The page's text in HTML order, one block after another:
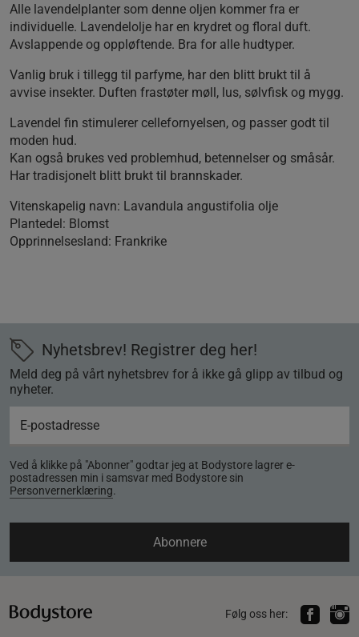
Alle lavendelplanter som denne oljen kommer fra er
individuelle. Lavendelolje har en krydret og floral duft.
Avslappende og oppløftende. Bra for alle hudtyper.
Vanlig bruk i tillegg til parfyme, har den blitt brukt til å
avvise insekter. Duften frastøter møll, lus, sølvfisk og mygg.
Lavendel fin stimulerer cellefornyelsen, og passer godt til
moden hud.
Kan også brukes ved problemhud, betennelser og småsår.
Har tradisjonelt blitt brukt til brannskader.
Vitenskapelig navn: Lavandula angustifolia olje
Plantedel: Blomst
Opprinnelsesland: Frankrike
Nyhetsbrev! Registrer deg her!
Meld deg på vårt nyhetsbrev for å ikke gå glipp av tilbud og
nyheter.
Ved å klikke på "Abonner" godtar jeg at Bodystore lagrer e-
postadressen min i samsvar med Bodystore sin
Personvernerklæring.
Abonnere
Følg oss her: